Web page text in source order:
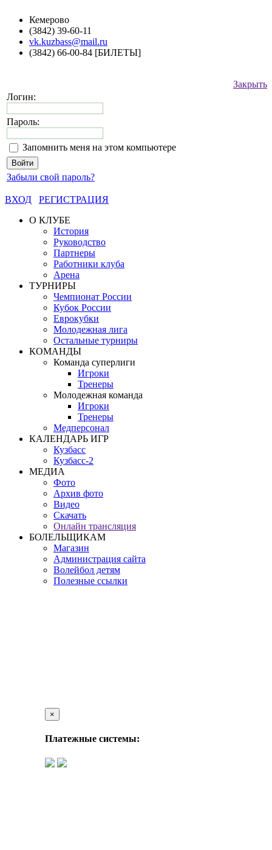
Кемерово
(3842) 39-60-11
vk.kuzbass@mail.ru
(3842) 66-00-84 [БИЛЕТЫ]
Закрыть
Логин:
Пароль:
Запомнить меня на этом компьютере
Забыли свой пароль?
ВХОД
РЕГИСТРАЦИЯ
О КЛУБЕ
История
Руководство
Партнеры
Работники клуба
Арена
ТУРНИРЫ
Чемпионат России
Кубок России
Еврокубки
Молодежная лига
Остальные турниры
КОМАНДЫ
Команда суперлиги
Игроки
Тренеры
Молодежная команда
Игроки
Тренеры
Медперсонал
КАЛЕНДАРЬ ИГР
Кузбасс
Кузбасс-2
МЕДИА
Фото
Архив фото
Видео
Скачать
Онлайн трансляция
БОЛЕЛЬЩИКАМ
Магазин
Администрация сайта
Волейбол детям
Полезные ссылки
×
Платежные системы: